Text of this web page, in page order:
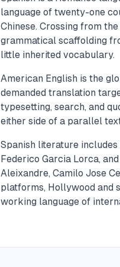
language of twenty-one
Chinese. Crossing from
grammatical scaffolding
little inherited vocabulary.
American English is the
demanded translation
typesetting, search, and
either side of a parallel
Spanish literature
Federico Garcia Lorca,
Aleixandre, Camilo Jose
platforms, Hollywood and
working language of